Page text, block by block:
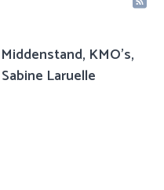
KMO's,
Laruelle